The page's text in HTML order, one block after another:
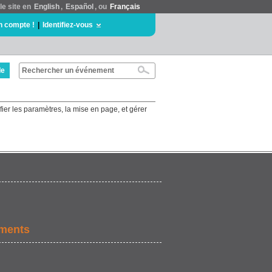
site en English , Español , ou Français
compte ! Identifiez-vous
les paramètres, la mise en page, et gérer